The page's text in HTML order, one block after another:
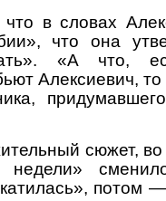
в словах
что она
«А что,
Алексиевич,
сюжет, во
недели»
потом